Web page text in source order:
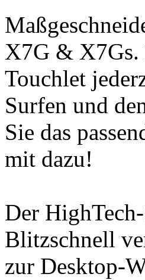
X7G & X7Gs.
Touchlet
Surfen und
Sie das
mit dazu!
Der
Blitzschnell
zur Desktop-